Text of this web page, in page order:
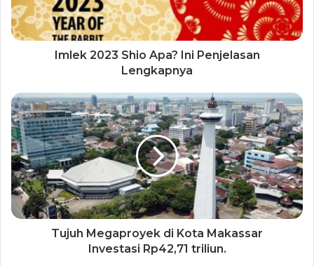
Imlek 2023 Shio Apa? Ini Penjelasan
Lengkapnya
Tujuh Megaproyek di Kota Makassar
Investasi Rp42,71 triliun.